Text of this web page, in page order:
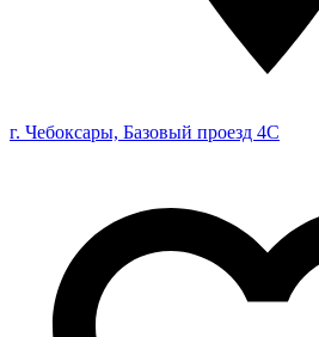
г. Чебоксары, Базовый проезд 4С